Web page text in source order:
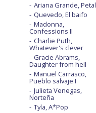
Ariana Grande, Petal
Quevedo, El baifo
Madonna,
Confessions II
Charlie Puth,
Whatever's clever
Gracie Abrams,
Daughter from hell
Manuel Carrasco,
Pueblo salvaje I
Julieta Venegas,
Norteña
Tyla, A*Pop